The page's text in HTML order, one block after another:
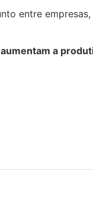
entre
aumentam a